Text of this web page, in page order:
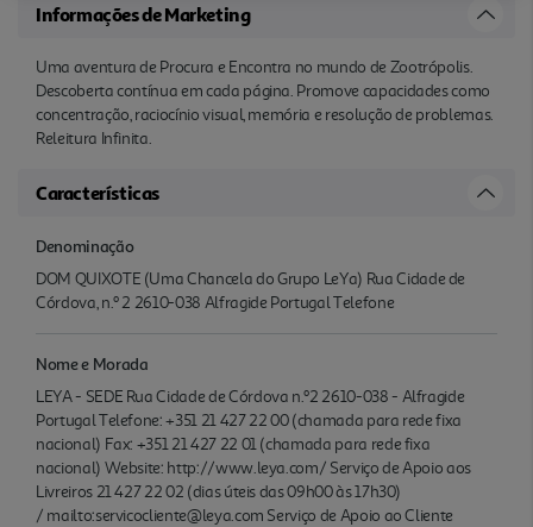
Informações de Marketing
Uma aventura de Procura e Encontra no mundo de Zootrópolis.
Descoberta contínua em cada página. Promove capacidades como
concentração, raciocínio visual, memória e resolução de problemas.
Releitura Infinita.
Características
Denominação
DOM QUIXOTE (Uma Chancela do Grupo LeYa) Rua Cidade de
Córdova, n.º 2 2610-038 Alfragide Portugal Telefone
Nome e Morada
LEYA - SEDE Rua Cidade de Córdova n.º2 2610-038 - Alfragide
Portugal Telefone: +351 21 427 22 00 (chamada para rede fixa
nacional) Fax: +351 21 427 22 01 (chamada para rede fixa
nacional) Website: http://www.leya.com/ Serviço de Apoio aos
Livreiros 21 427 22 02 (dias úteis das 09h00 às 17h30)
/ mailto:servicocliente@leya.com Serviço de Apoio ao Cliente